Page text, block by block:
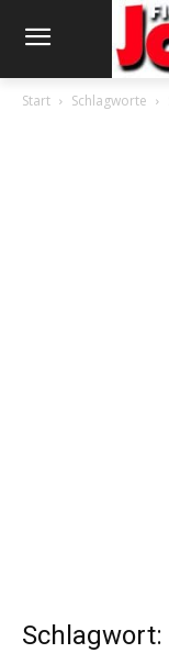
Start Schlagworte